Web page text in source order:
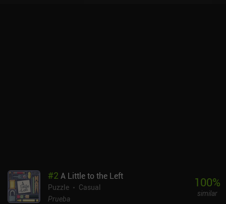
#2 A Little to the Left
Puzzle
Casual
Prueba
100%
similar